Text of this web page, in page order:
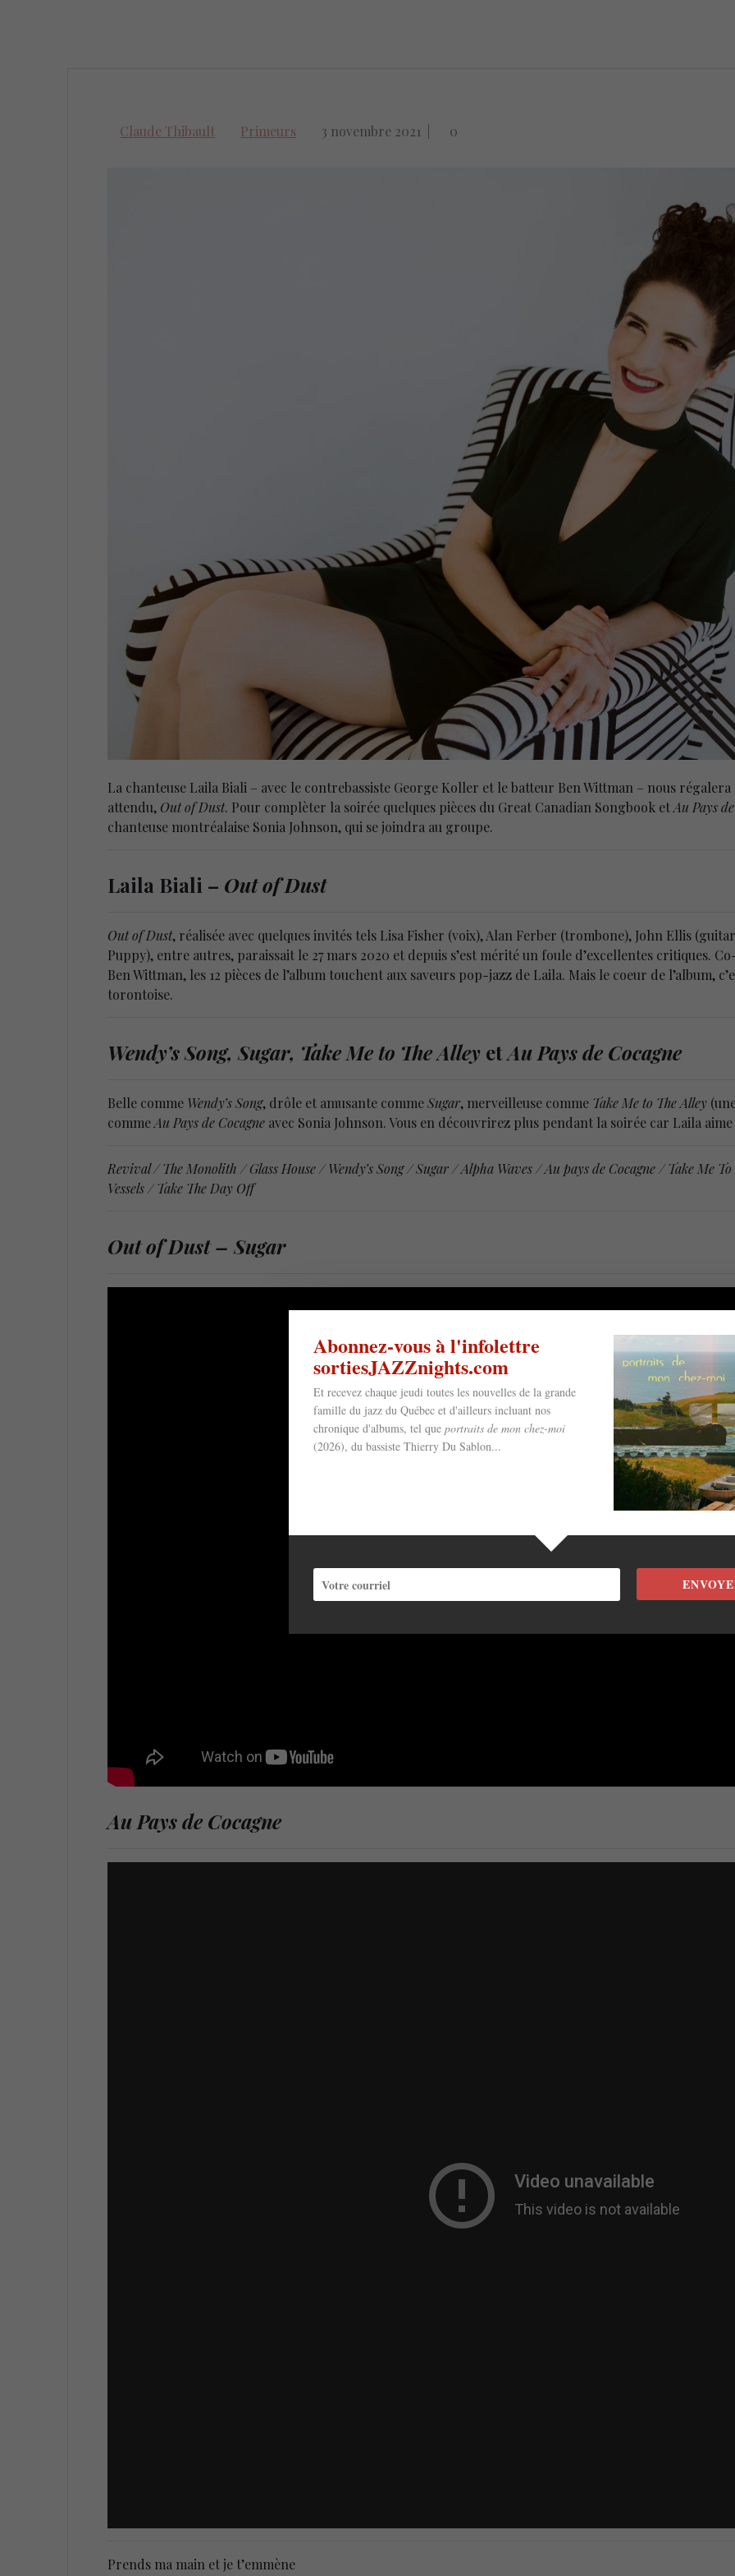
Claude Thibault Primeurs 3 novembre 2021 0
La chanteuse Laila Biali – avec le contrebassiste George Koller et le batteur Ben Wittman – nous
attendu, Out of Dust. Pour complèter la soirée quelques pièces du Great Canadian Songbook etAu Pays
chanteuse montréalaise Sonia Johnson, qui se joindra au groupe.
Laila Biali – Out of Dust
Out of Dust, réalisée avec quelques invités tels Lisa Fisher (voix), Alan Ferber (trombone), John Ellis
Puppy), entre autres, paraissait le 27 mars 2020 et depuis s’est mérité un foule d’excellentes critiques.
Ben Wittman, les 12 pièces de l’album touchent aux saveurs pop-jazz de Laila. Mais le coeur de l’album,
torontoise.
Wendy’s Song, Sugar, Take Me to The Alley etAu Pays de Cocagne
Belle comme Wendy’s Song, drôle et amusante commeSugar, merveilleuse comme Take Me to The Alley
commeAu Pays de Cocagne avec Sonia Johnson. Vous en découvrirez plus pendant la soirée car Laila
Revival / The Monolith / Glass House / Wendy’s Song / Sugar / Alpha Waves / Au pays de Cocagne / Take Me
Vessels / Take The Day Off
Out of Dust – Sugar
Au Pays de Cocagne
Prends ma main et je t’emmène
Abonnez-vous à l'infolettre
sortiesJAZZnights.com
Et recevez chaque jeudi toutes les nouvelles de la grande
famille du jazz du Québec et d'ailleurs incluant nos
chronique d'albums, tel que portraits de mon chez-moi
(2026), du bassiste Thierry Du Sablon...